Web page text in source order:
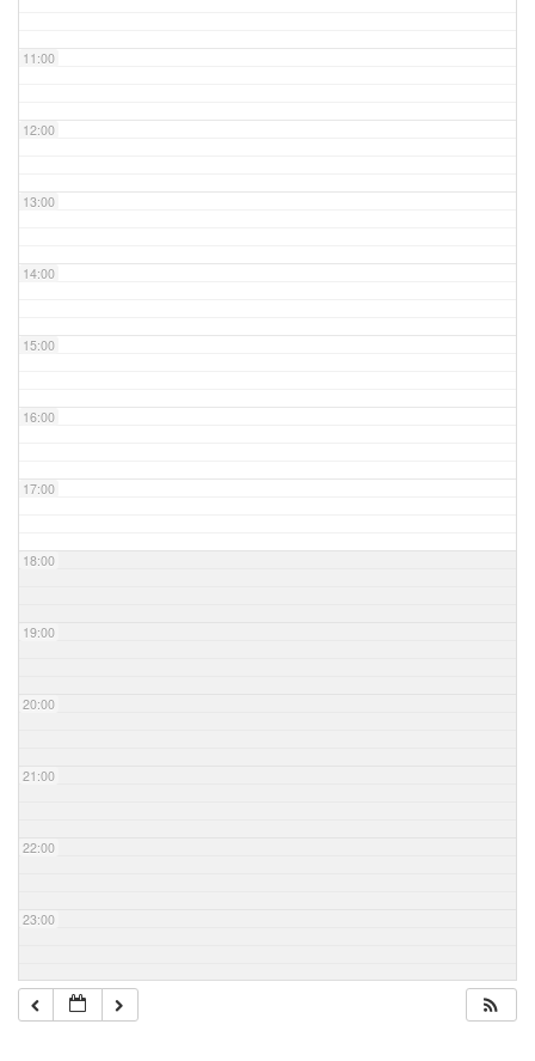
11:00
12:00
13:00
14:00
15:00
16:00
17:00
18:00
19:00
20:00
21:00
22:00
23:00